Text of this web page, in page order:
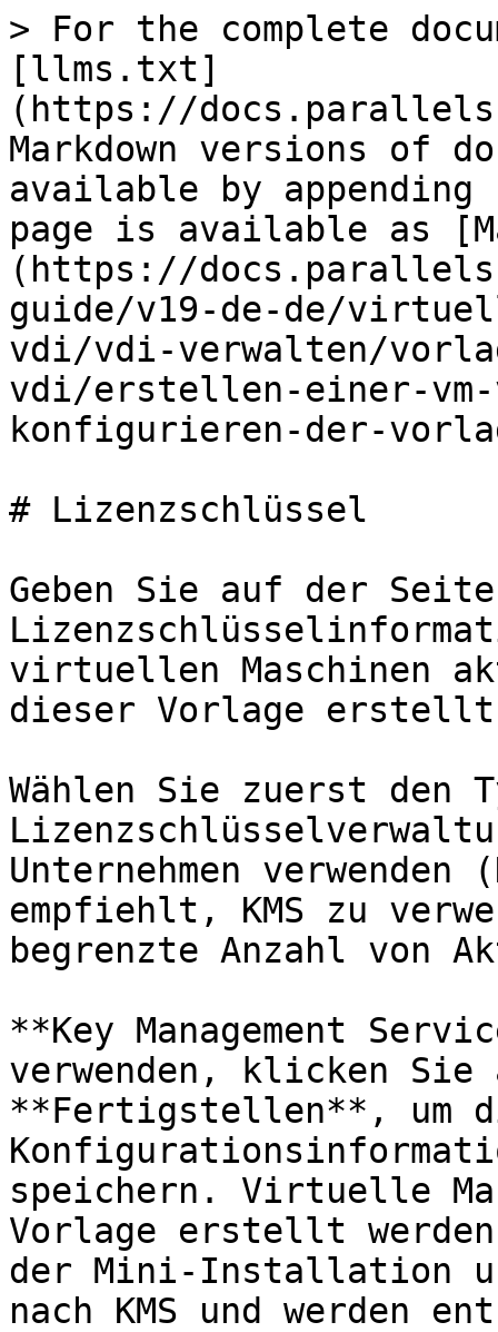
> For the complete
[llms.txt]
(https://
Markdown versions of
available by
page is available as
(https://
guide/v19-de-de/
vdi/vdi-verwalten/
vdi/erstellen-einer-
konfigurieren-der-
# Lizenzschlüssel
Geben Sie auf der
virtuellen Maschinen
dieser Vorlage erstellt
Wählen Sie zuerst den
Unternehmen
empfiehlt, KMS zu
begrenzte Anzahl von
**Key Management
verwenden, klicken
**Fertigstellen**, um
speichern. Virtuelle
Vorlage erstellt
der Mini-Installation
nach KMS und werden